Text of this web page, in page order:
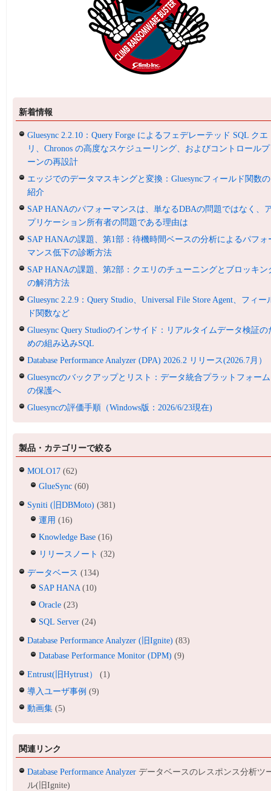
新着情報
Gluesync 2.2.10：Query Forge によるフェデレーテッド SQL クエ
リ、Chronos の高度なスケジューリング、およびコントロール
ーンの再設計
エッジでのデータマスキングと変換：Gluesyncフィールド関数の
紹介
SAP HANAのパフォーマンスは、単なるDBAの問題ではなく、
プリケーション所有者の問題である理由は
SAP HANAの課題、第1部：待機時間ベースの分析によるパフォ
マンス低下の診断方法
SAP HANAの課題、第2部：クエリのチューニングとブロッキン
の解消方法
Gluesync 2.2.9：Query Studio、Universal File Store Agent、フィー
ド関数など
Gluesync Query Studioのインサイド：リアルタイムデータ検証の
めの組み込みSQL
Database Performance Analyzer (DPA) 2026.2 リリース(2026.7月）
Gluesyncのバックアップとリスト：データ統合プラットフォーム
の保護へ
Gluesyncの評価手順（Windows版：2026/6/23現在)
製品・カテゴリーで絞る
MOLO17 (62)
GlueSync (60)
Syniti (旧DBMoto) (381)
運用 (16)
Knowledge Base (16)
リリースノート (32)
データベース (134)
SAP HANA(10)
Oracle (23)
SQL Server (24)
Database Performance Analyzer (旧Ignite) (83)
Database Performance Monitor (DPM) (9)
Entrust(旧Hytrust）
(1)
導入ユーザ事例 (9)
動画集 (5)
関連リンク
Database Performance Analyzer データベースのレスポンス分析ツ
ル(旧Ignite)